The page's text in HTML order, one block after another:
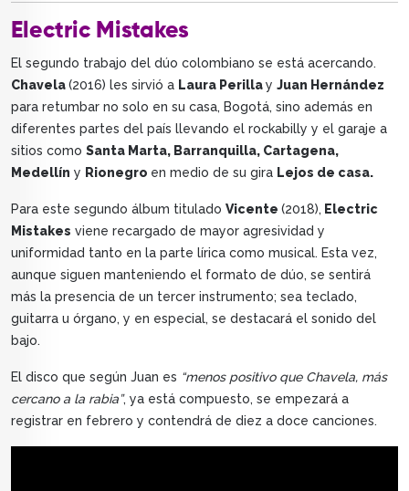
Electric Mistakes
El segundo trabajo del dúo colombiano se está acercando.
Chavela(2016) les sirvió a Laura Perillay Juan Hernández
para retumbar no solo en su casa, Bogotá, sino además en
diferentes partes del país llevando el rockabilly y el garaje a
sitios como Santa Marta, Barranquilla, Cartagena,
Medellín y Rionegro en medio de su gira Lejos de casa.
Para este segundo álbum titulado Vicente (2018), Electric
Mistakes viene recargado de mayor agresividad y
uniformidad tanto en la parte lírica como musical. Esta vez,
aunque siguen manteniendo el formato de dúo, se sentirá
más la presencia de un tercer instrumento; sea teclado,
guitarra u órgano, y en especial, se destacará el sonido del
bajo.
El disco que según Juan es “menos positivo que Chavela, más
cercano a la rabia”, ya está compuesto, se empezará a
registrar en febrero y contendrá de diez a doce canciones.